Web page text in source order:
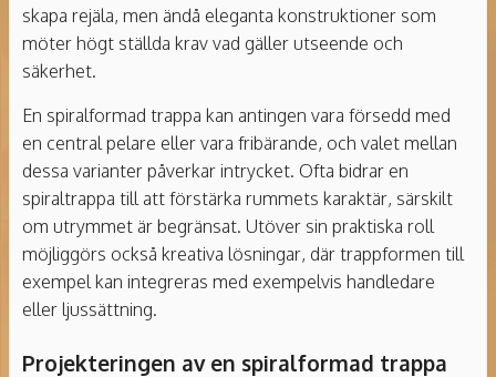
skapa rejäla, men ändå eleganta konstruktioner som
möter högt ställda krav vad gäller utseende och
säkerhet.
En spiralformad trappa kan antingen vara försedd med
en central pelare eller vara fribärande, och valet mellan
dessa varianter påverkar intrycket. Ofta bidrar en
spiraltrappa till att förstärka rummets karaktär, särskilt
om utrymmet är begränsat. Utöver sin praktiska roll
möjliggörs också kreativa lösningar, där trappformen till
exempel kan integreras med exempelvis handledare
eller ljussättning.
Projekteringen av en spiralformad trappa